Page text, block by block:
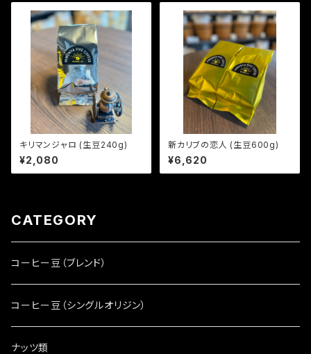
キリマンジャロ (生豆240g)
¥2,080
新カリブの恋人 (生豆600g)
¥6,620
CATEGORY
コーヒー豆（ブレンド）
コーヒー豆（シングルオリジン）
ナッツ類